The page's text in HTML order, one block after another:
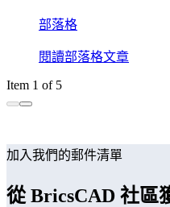
部落格
閱讀部落格文章
Item 1 of 5
加入我們的郵件清單
從 BricsCAD 社區